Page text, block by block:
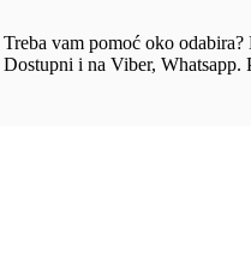
Treba vam pomoć oko odabira?
Dostupni i na Viber, Whatsapp.